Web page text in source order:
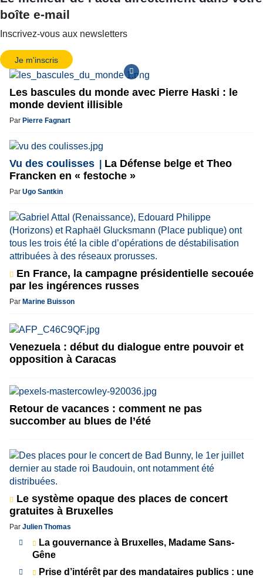
boîte e-mail
Inscrivez-vous aux newsletters
Je m'inscris
Les bascules du monde avec Pierre Haski : le
monde devient illisible
Par Pierre Fagnart
Vu des coulisses
La Défense belge et Theo
Francken en « festoche »
Par Ugo Santkin
En France, la campagne présidentielle secouée
par les ingérences russes
Par Marine Buisson
Venezuela : début du dialogue entre pouvoir et
opposition à Caracas
Retour de vacances : comment ne pas
succomber au blues de l’été
Le système opaque des places de concert
gratuites à Bruxelles
Par Julien Thomas
La gouvernance à Bruxelles, Madame Sans-
Gêne
Prise d’intérêt par des mandataires publics : une